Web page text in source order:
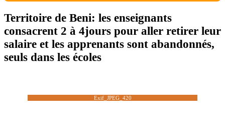
Territoire de Beni: les enseignants
consacrent 2 à 4jours pour aller retirer leur
salaire et les apprenants sont abandonnés,
seuls dans les écoles
Exif_JPEG_420